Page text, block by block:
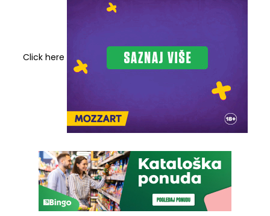
Click here